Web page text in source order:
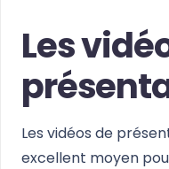
Les
Les vidéos de
excellent moyen